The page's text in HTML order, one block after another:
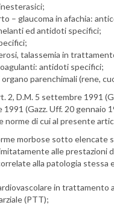
– glaucoma in afachia:
ed antidoti specifici;
talassemia in
antidoti specifici;
parenchimali (rene,
2, D.M. 5 settembre 1991
1991 (Gazz. Uff. 20 gennaio
norme di cui al presente
morbose sotto elencate
alle
alla patologia
in
(PTT);